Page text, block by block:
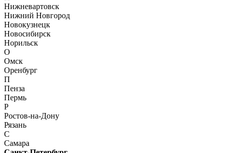
Нижневартовск
Нижний Новгород
Новокузнецк
Новосибирск
Норильск
О
Омск
Оренбург
П
Пенза
Пермь
Р
Ростов-на-Дону
Рязань
С
Самара